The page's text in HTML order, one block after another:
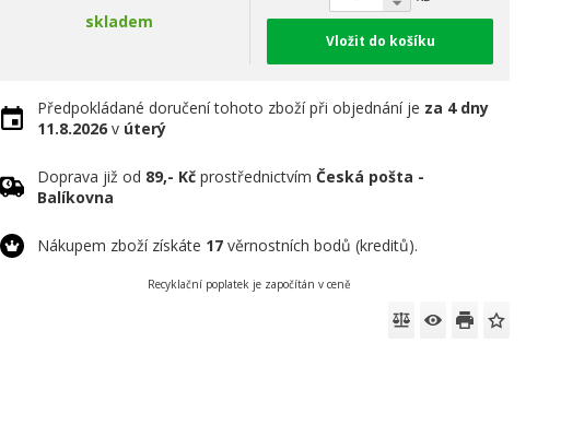
skladem
Vložit do košíku
Předpokládané doručení tohoto zboží při objednání je za 4 dny
11.8.2026 v úterý
Doprava již od 89,- Kč prostřednictvímČeská pošta -
Balíkovna
Nákupem zboží získáte 17 věrnostních bodů (kreditů).
Recyklační poplatek je započítán v ceně